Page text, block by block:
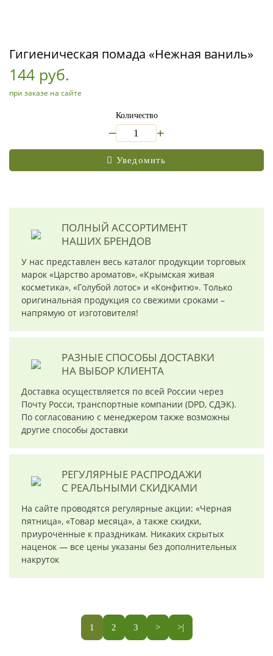
Гигиеническая помада «Нежная ваниль»
144 руб.
при заказе на сайте
Количество
+
Уведомить
ПОЛНЫЙ АССОРТИМЕНТ
НАШИХ БРЕНДОВ
У нас представлен весь каталог продукции торговых
марок «Царство ароматов», «Крымская живая
косметика», «Голубой лотос» и «Конфитю». Только
оригинальная продукция со свежими сроками –
напрямую от изготовителя!
РАЗНЫЕ СПОСОБЫ ДОСТАВКИ
НА ВЫБОР КЛИЕНТА
Доставка осуществляется по всей России через
Почту Росси, транспортные компании (DPD, СДЭК).
По согласованию с менеджером также возможны
другие способы доставки
РЕГУЛЯРНЫЕ РАСПРОДАЖИ
С РЕАЛЬНЫМИ СКИДКАМИ
На сайте проводятся регулярные акции: «Черная
пятница», «Товар месяца», а также скидки,
приуроченные к праздникам. Никаких скрытых
наценок — все цены указаны без дополнительных
накруток
1 2 3 > >|